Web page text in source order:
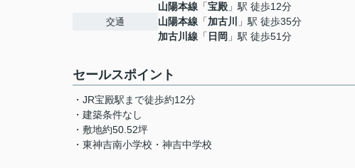
交通
山陽本線 「宝殿 」駅 徒歩12分
山陽本線 「加古川
」駅 徒歩35分
加古川線 「 日岡 」駅 徒歩51分
セールスポイント
・JR宝殿駅まで徒歩約12分
・建築条件なし
・敷地約50.52坪
・東神吉南小学校・神吉中学校